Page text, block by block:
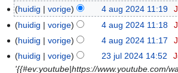
G
e
e
n
b
huidig vorige 4 aug 2024 11:19
G
e
n
huidig vorige 4 aug 2024 11:18
G
e
huidig vorige 4 aug 2024 11:17
G
e
huidig vorige 23 jul 2024 14:52
'{{#ev:youtube|https://www.youtube.com/